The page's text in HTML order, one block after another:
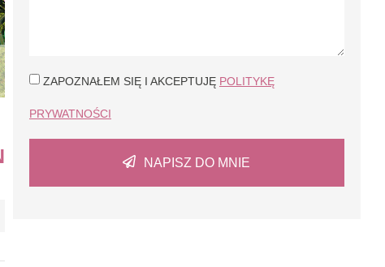
ZAPOZNAŁEM SIĘ I AKCEPTUJĘ POLITYKĘ
PRYWATNOŚCI
NAPISZ DO MNIE